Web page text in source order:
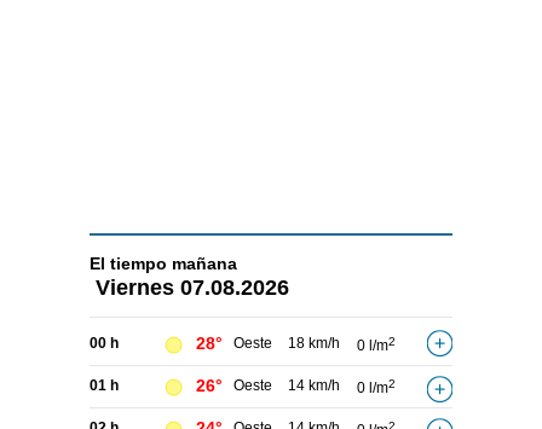
El tiempo mañana
Viernes 07.08.2026
00 h 28° Oeste 18 km/h 0 l/m2
01 h 26° Oeste 14 km/h 0 l/m2